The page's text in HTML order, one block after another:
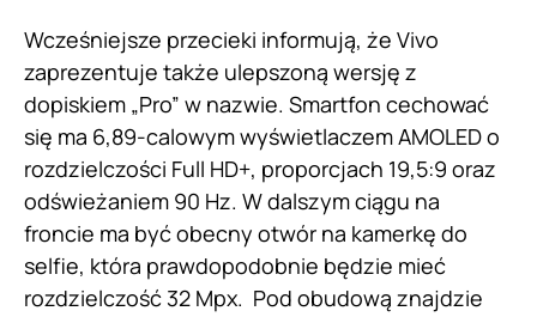
Wcześniejsze przecieki informują, że Vivo
zaprezentuje także ulepszoną wersję z
dopiskiem „Pro” w nazwie. Smartfon cechować
się ma 6,89-calowym wyświetlaczem AMOLED o
rozdzielczości Full HD+, proporcjach 19,5:9 oraz
odświeżaniem 90 Hz. W dalszym ciągu na
froncie ma być obecny otwór na kamerkę do
selfie, która prawdopodobnie będzie mieć
rozdzielczość 32 Mpx. Pod obudową znajdzie